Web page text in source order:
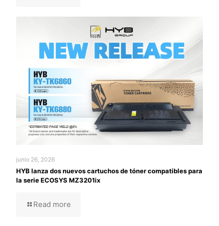
junio 26, 2026
HYB lanza dos nuevos cartuchos de tóner compatibles para
la serie ECOSYS MZ3201ix
Read more